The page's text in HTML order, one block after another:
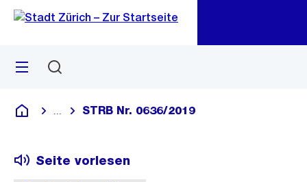
Navigation
Sprunglink
Menü
Deutsch
Blende alle Breadcrumbs ein
STRB Nr. 0636/2019
Seite vorlesen